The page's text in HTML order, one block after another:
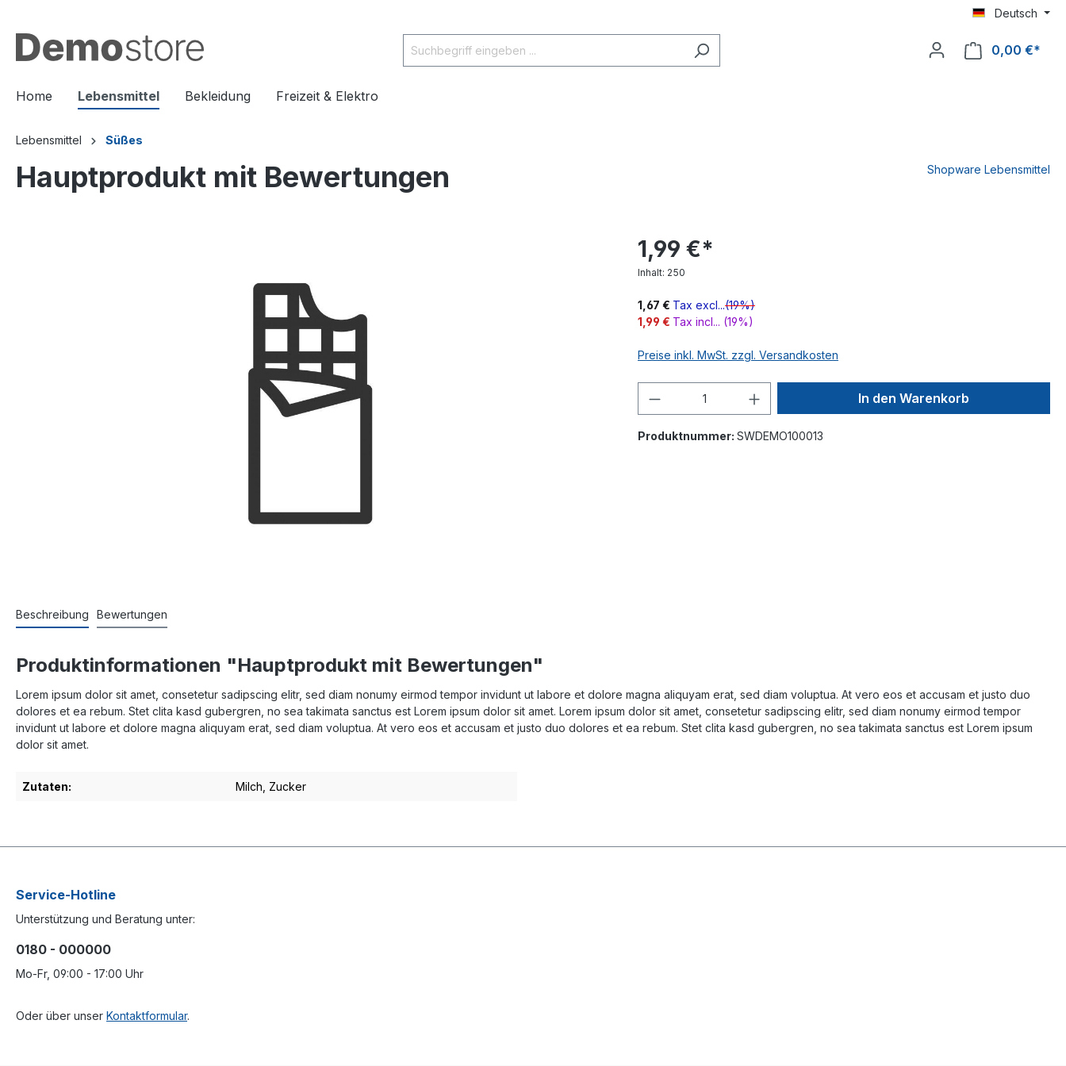
Deutsch
0,00 €*
Home Lebensmittel Bekleidung Freizeit & Elektro
Lebensmittel Süßes
Hauptprodukt mit Bewertungen Shopware Lebensmittel
1,99 €*
Inhalt: 250
1,99 € Tax incl... (19%)
1,67 € Tax excl...(19%)
Preise inkl. MwSt. zzgl. Versandkosten
In den Warenkorb
Produktnummer: SWDEMO100013
Beschreibung Bewertungen
Produktinformationen "Hauptprodukt mit Bewertungen"
Lorem ipsum dolor sit amet, consetetur sadipscing elitr, sed diam nonumy eirmod tempor invidunt ut labore et dolore magna aliquyam erat, sed diam voluptua. At vero eos et accusam et justo duo
dolores et ea rebum. Stet clita kasd gubergren, no sea takimata sanctus est Lorem ipsum dolor sit amet. Lorem ipsum dolor sit amet, consetetur sadipscing elitr, sed diam nonumy eirmod tempor
invidunt ut labore et dolore magna aliquyam erat, sed diam voluptua. At vero eos et accusam et justo duo dolores et ea rebum. Stet clita kasd gubergren, no sea takimata sanctus est Lorem ipsum
dolor sit amet.
Zutaten: Milch , Zucker
Service-Hotline
Unterstützung und Beratung unter:
0180 - 000000
Mo-Fr, 09:00 - 17:00 Uhr
Oder über unser Kontaktformular.